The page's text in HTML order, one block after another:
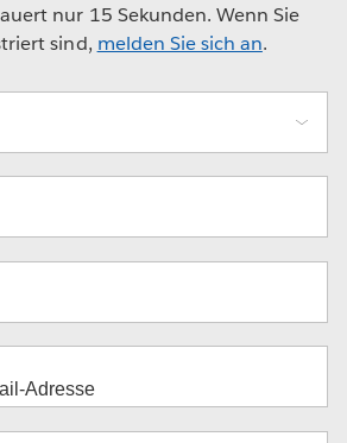
nur 15 Sekunden. Wenn Sie
sind, melden Sie sich an.